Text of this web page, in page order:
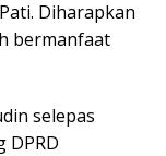
Diharapkan
bermanfaat
selepas
DPRD